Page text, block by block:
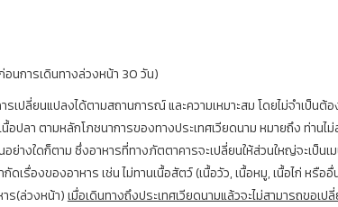
นการเดินทางล่วงหน้า 30 วัน)
รเปลี่ยนแปลงได้ตามสถานการณ์ และความเหมาะสม โดยไม่จำเป็นต้
อปลา ตามหลักโภชนาการของทางประเทศเวียดนาม หมายถึง ท่านไ
ย่างใดก็ตาม ซึ่งอาหารที่ทางภัตตาคารจะเปลี่ยนให้ส่วนใหญ่จะเป็นเ
เรื่องของอาหาร เช่น ไม่ทานเนื้อสัตว์ (เนื้อวัว, เนื้อหมู, เนื้อไก่ หรือ
าร(ล่วงหน้า)เมื่อเดินทางถึงประเทศเวียดนามแล้วจะไม่สามารถขอเ